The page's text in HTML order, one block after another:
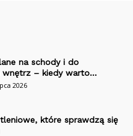
na schody i do
wnętrz – kiedy warto...
2026
które sprawdzą się